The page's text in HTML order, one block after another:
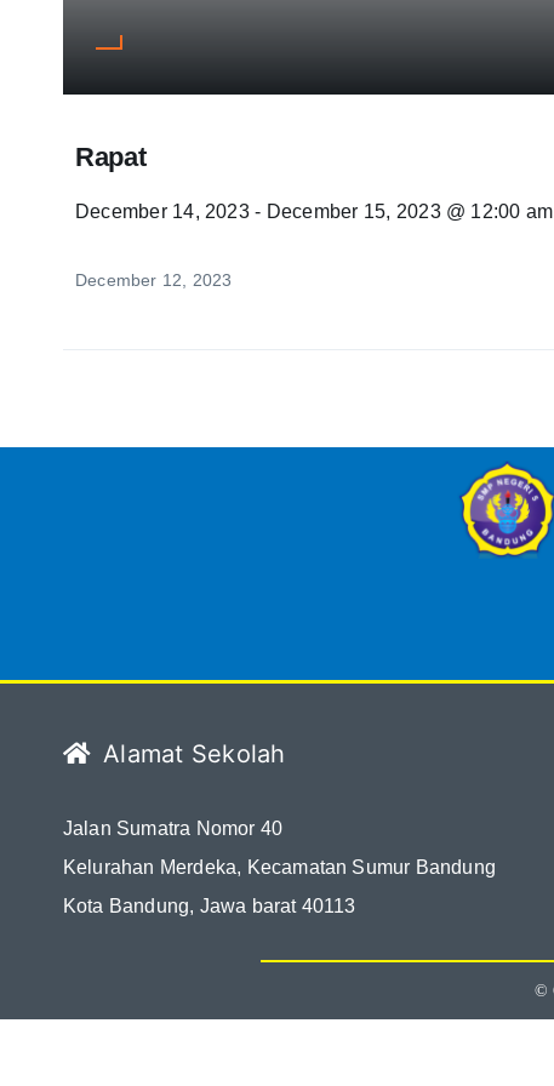
Rapat
December 14, 2023 - December 15, 2023 @ 12:00
December 12, 2023
Alamat Sekolah
Jalan Sumatra Nomor 40
Kelurahan Merdeka, Kecamatan Sumur Bandung
Kota Bandung, Jawa barat 40113
©